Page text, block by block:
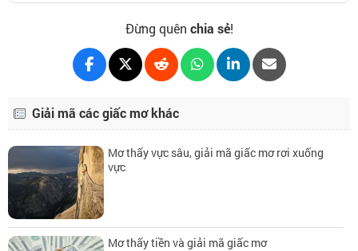
Đừng quên chia sẻ!
Giải mã các giấc mơ khác
Mơ thấy vực sâu, giải mã giấc mơ rơi xuống
vực
Mơ thấy tiền và giải mã giấc mơ